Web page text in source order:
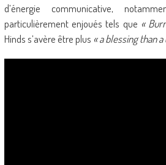
d’énergie communicative,
particulièrement enjoués tels que «
Hinds s’avère être plus « a blessing than a